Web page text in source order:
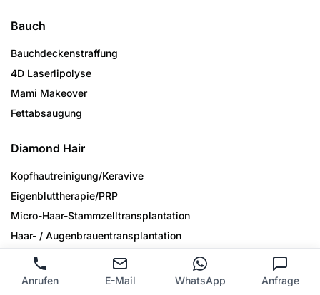
Bauch
Bauchdeckenstraffung
4D Laserlipolyse
Mami Makeover
Fettabsaugung
Diamond Hair
Kopfhautreinigung/­Keravive
Eigenbluttherapie/PRP
Micro-Haar-Stammzell­transplantation
Haar- / Augenbrauen­transplantation
Oberarme & Achseln
Anrufen E-Mail WhatsApp Anfrage